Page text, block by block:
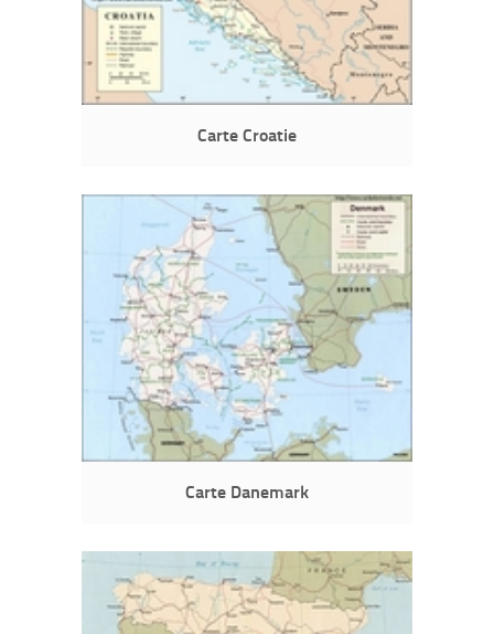
Carte Croatie
Carte Danemark